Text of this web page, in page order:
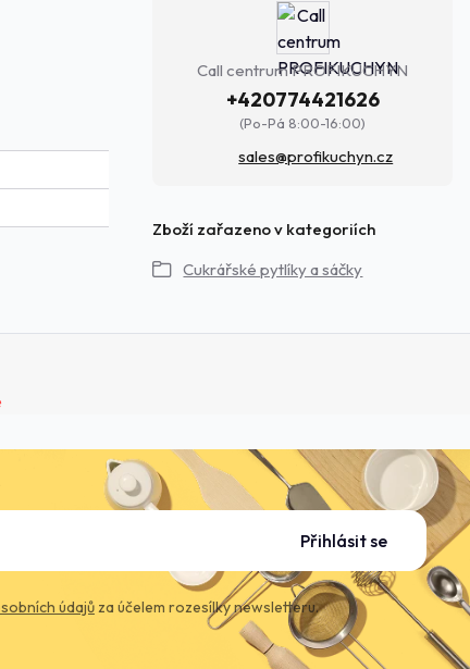
Call centrum PROFIKUCHYN
+420774421626
(Po-Pá 8:00-16:00)
sales@profikuchyn.cz
Zboží zařazeno v kategoriích
Cukrářské pytlíky a sáčky
Přihlásit se
údajůza účelem rozesílky newsletteru.